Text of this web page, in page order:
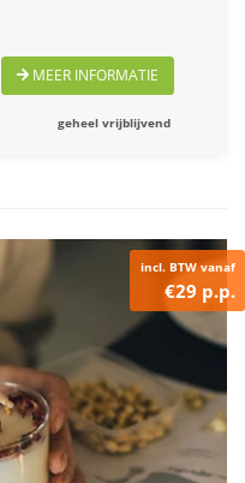
MEER INFORMATIE
geheel vrijblijvend
incl. BTW vanaf
€29 p.p.